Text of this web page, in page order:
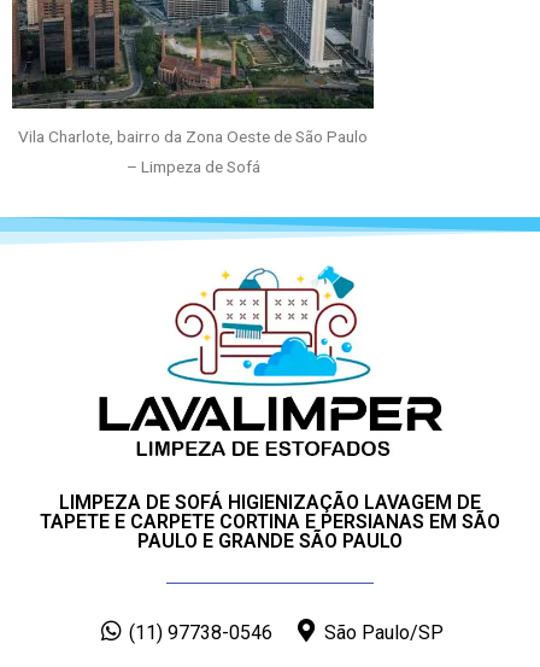
Vila Charlote, bairro da Zona Oeste de São Paulo
– Limpeza de Sofá
LIMPEZA DE SOFÁ HIGIENIZAÇÃO LAVAGEM DE
TAPETE E CARPETE CORTINA E PERSIANAS EM SÃO
PAULO E GRANDE SÃO PAULO
(11) 97738-0546 São Paulo/SP